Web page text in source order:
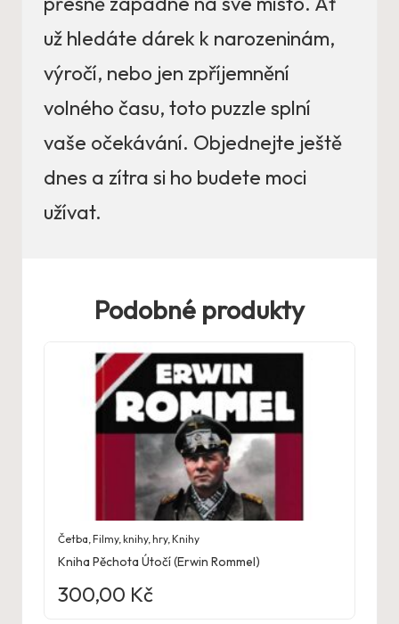
už hledáte dárek k narozeninám,
výročí, nebo jen zpříjemnění
volného času, toto puzzle splní
vaše očekávání. Objednejte ještě
dnes a zítra si ho budete moci
užívat.
Podobné produkty
Četba ,Filmy, knihy, hry,Knihy
Kniha Pěchota Útočí (Erwin Rommel)
300,00 Kč